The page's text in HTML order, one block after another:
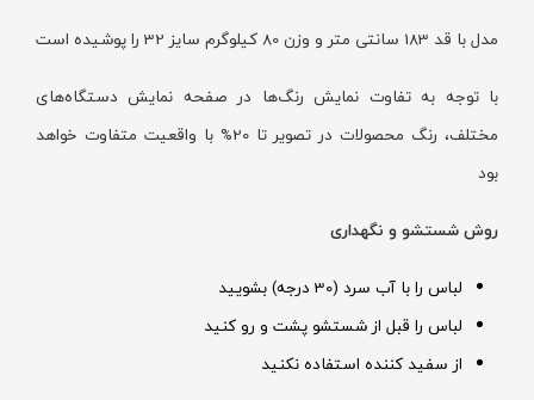
مدل با قد 183 سانتی متر و وزن 80 کیلوگرم سایز 32 را پوشیده است
با توجه به تفاوت نمایش رنگ‌ها در صفحه نمایش دستگاه‌های
مختلف، رنگ محصولات در تصویر تا 20% با واقعیت متفاوت خواهد
بود
روش شستشو و نگهداری
لباس را با آب سرد (30 درجه) بشویید
لباس را قبل از شستشو پشت و رو کنید
از سفید کننده استفاده نکنید